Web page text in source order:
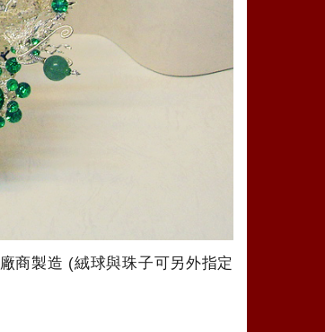
商製造 (絨球與珠子可另外指定